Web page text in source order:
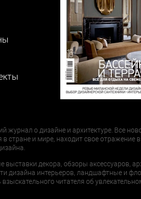
журнал о дизайне и архитектуре. Все
в стране и мире, находит свое
декора, обзоры аксессуаров,
дизайна интерьеров, ландшафтные и
читателя об